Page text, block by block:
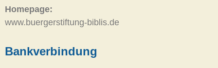
Homepage:
www.buergerstiftung-biblis.de
Bankverbindung